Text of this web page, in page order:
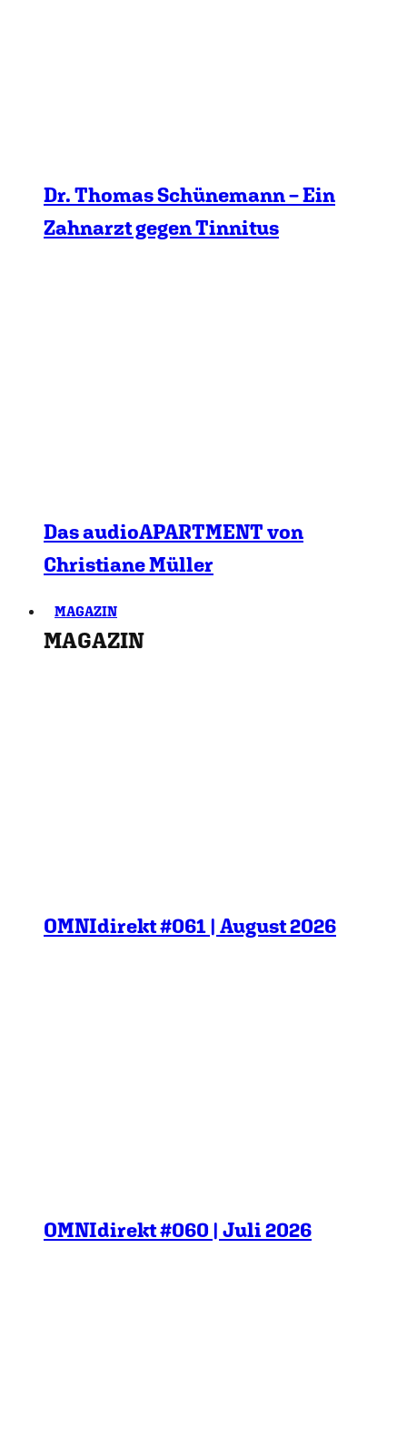
Dr. Thomas Schünemann – Ein
Zahnarzt gegen Tinnitus
Das audioAPARTMENT von
Christiane Müller
MAGAZIN
MAGAZIN
OMNIdirekt #061 | August 2026
OMNIdirekt #060 | Juli 2026